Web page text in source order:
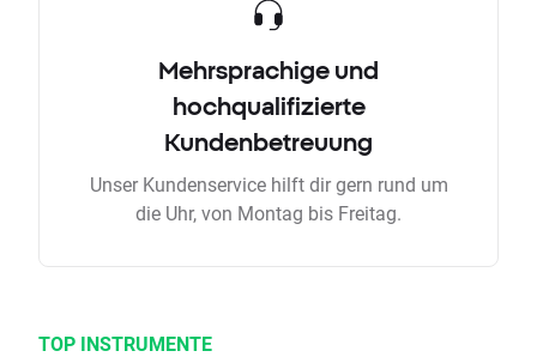
Mehrsprachige und
hochqualifizierte
Kundenbetreuung
Unser Kundenservice hilft dir gern rund um
die Uhr, von Montag bis Freitag.
TOP INSTRUMENTE